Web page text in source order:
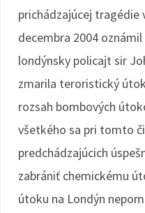
prichádzajúcej tragédie
decembra 2004
londýnsky policajt sir
zmarila teroristický
rozsah bombových
všetkého sa pri tomto
predchádzajúcich
zabrániť chemickému
útoku na Londýn